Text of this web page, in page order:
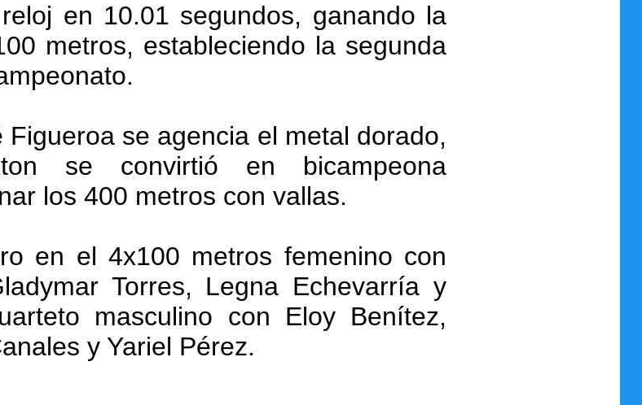
en 10.01 segundos, ganando la
metros, estableciendo la segunda
se agencia el metal dorado,
se convirtió en bicampeona
los 400 metros con vallas.
en el 4x100 metros femenino con
Torres, Legna Echevarría y
masculino con Eloy Benítez,
y Yariel Pérez.